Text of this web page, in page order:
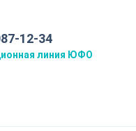
12-34
линия ЮФО